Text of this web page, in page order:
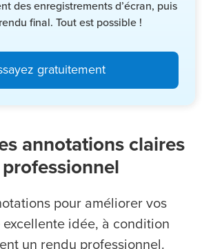
des enregistrements d’écran, puis
final. Tout est possible !
gratuitement
annotations claires
pour améliorer vos
excellente idée, à condition
un rendu professionnel.